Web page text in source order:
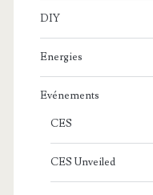
DIY
Energies
Evénements
CES
CES Unveiled